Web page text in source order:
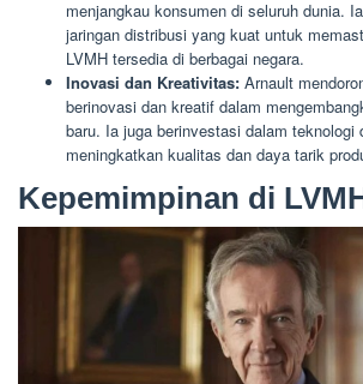
menjangkau konsumen di seluruh dunia.
jaringan distribusi yang kuat untuk
LVMH tersedia di berbagai negara.
Inovasi dan Kreativitas: Arnault
berinovasi dan kreatif dalam
baru. Ia juga berinvestasi dalam teknologi
meningkatkan kualitas dan daya tarik
Kepemimpinan di